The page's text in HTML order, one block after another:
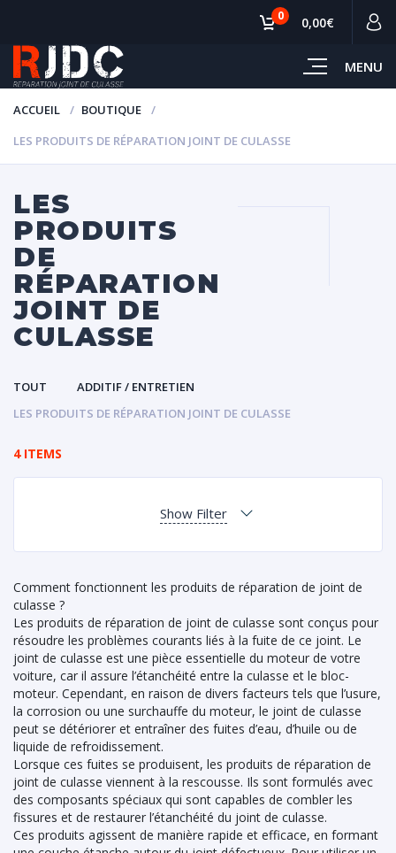
MENU
0 0,00€
ACCUEIL
BOUTIQUE
LES PRODUITS DE RÉPARATION JOINT DE CULASSE
LES
PRODUITS
DE
RÉPARATION
JOINT DE
CULASSE
TOUT
ADDITIF / ENTRETIEN
LES PRODUITS DE RÉPARATION JOINT DE CULASSE
4 ITEMS
Show Filter
Comment fonctionnent les produits de réparation de joint de
culasse ?
Les produits de réparation de joint de culasse sont conçus pour
résoudre les problèmes courants liés à la fuite de ce joint. Le
joint de culasse est une pièce essentielle du moteur de votre
voiture, car il assure l’étanchéité entre la culasse et le bloc-
moteur. Cependant, en raison de divers facteurs tels que l’usure,
la corrosion ou une surchauffe du moteur, le joint de culasse
peut se détériorer et entraîner des fuites d’eau, d’huile ou de
liquide de refroidissement.
Lorsque ces fuites se produisent, les produits de réparation de
joint de culasse viennent à la rescousse. Ils sont formulés avec
des composants spéciaux qui sont capables de combler les
fissures et de restaurer l’étanchéité du joint de culasse.
Ces produits agissent de manière rapide et efficace, en formant